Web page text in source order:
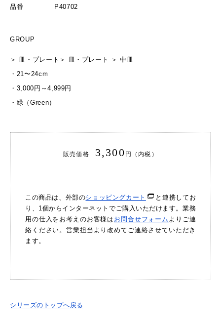
品番
P40702
GROUP
＞ 皿・プレート ＞ 皿・プレート ＞中皿
・ 21〜24cm
・ 3,000円～4,999円
・ 緑（Green）
販売価格 3,300 円（内税）
この商品は、外部のショッピングカート
と連携してお
り、1個からインターネットでご購入いただけます。業務
用の仕入をお考えのお客様は お問合せフォーム よりご連
絡ください。営業担当より改めてご連絡させていただき
ます。
シリーズのトップへ戻る